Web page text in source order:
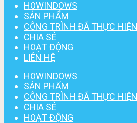
HOWINDOWS
SẢN PHẨM
CÔNG TRÌNH ĐÃ THỰC HIỆN
CHIA SẺ
HOẠT ĐỘNG
LIÊN HỆ
HOWINDOWS
SẢN PHẨM
CÔNG TRÌNH ĐÃ THỰC HIỆN
CHIA SẺ
HOẠT ĐỘNG